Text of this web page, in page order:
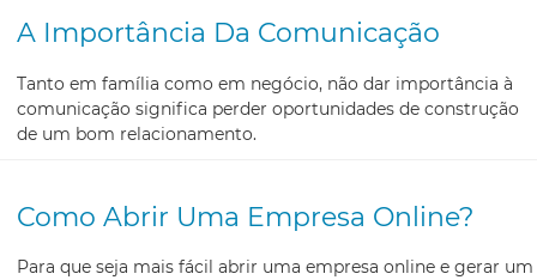
A Importância Da Comunicação
Tanto em família como em negócio, não dar importância à
comunicação significa perder oportunidades de construção
de um bom relacionamento.
Como Abrir Uma Empresa Online?
Para que seja mais fácil abrir uma empresa online e gerar um